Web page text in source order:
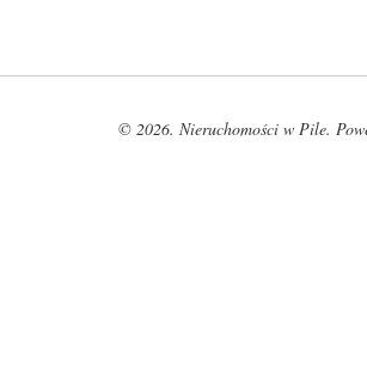
© 2026. Nieruchomości w Pile.